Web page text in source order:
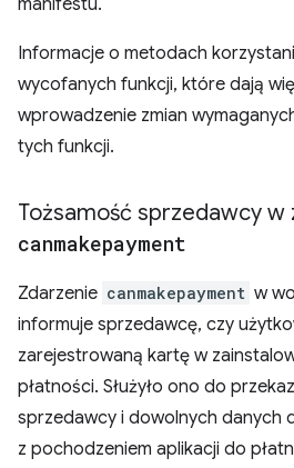
manifestu.
Informacje o metodach
wycofanych funkcji, które dają
wprowadzenie zmian
tych funkcji.
Tożsamość sprzedawcy w
canmakepayment
Zdarzenie canmakepayment w
informuje sprzedawcę, czy
zarejestrowaną kartę w
płatności. Służyło ono do
sprzedawcy i dowolnych danych
z pochodzeniem aplikacji do